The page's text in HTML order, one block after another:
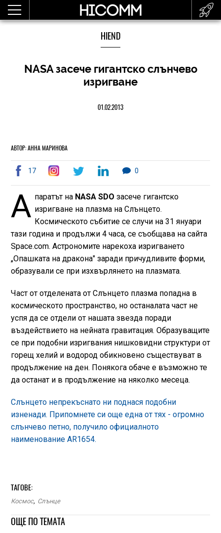
HIEND
NASA засече гигантско слънчево
изригване
01.02.2013
АВТОР: АННА МАРИНОВА
17 0
А паратът на NASA SDO засече гигантско
изригване на плазма на Слънцето.
Космическото събитие се случи на 31 януари
тази година и продължи 4 часа, се съобщава на сайта
Space.com. Астрономите нарекоха изригването
„Опашката на дракона" заради причудливите форми,
образували се при изхвърлянето на плазмата.
Част от отделената от Слънцето плазма попадна в
космическото пространство, но останалата част не
успя да се отдели от нашата звезда поради
въздействието на нейната гравитация. Образуващите
се при подобни изригвания нишковидни структури от
горещ хелий и водород обикновено съществуват в
продължение на ден. Понякога обаче е възможно те
да останат и в продължение на няколко месеца.
Слънцето непрекъснато ни поднася подобни
изненади. Припомнете си още една от тях - огромно
слънчево петно, получило официалното
наименование AR1654.
ТАГОВЕ:
Космос, Слънце
ОЩЕ ПО ТЕМАТА